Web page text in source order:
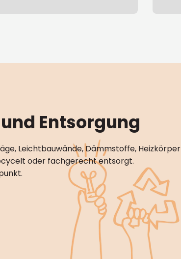
Entsorgung
Leichtbauwände, Dämmstoffe, Heizkörper
oder fachgerecht entsorgt.